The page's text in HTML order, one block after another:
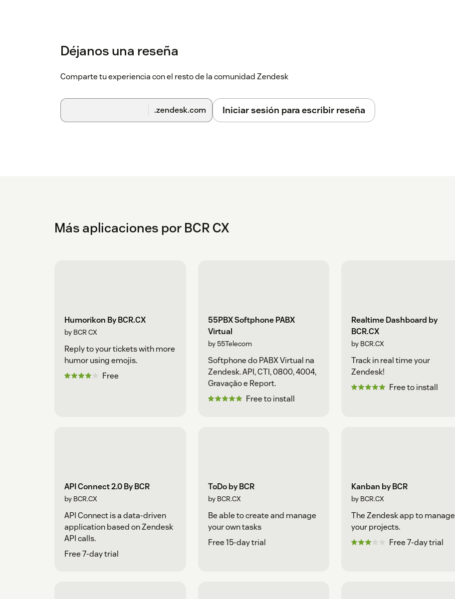
Déjanos una reseña
Comparte tu experiencia con el resto de la comunidad Zendesk
.zendesk.com Iniciar sesión para escribir reseña
Más aplicaciones por BCR CX
Humorikon By BCR.CX
by BCR CX
Reply to your tickets with more
humor using emojis.
Free
55PBX Softphone PABX
Virtual
by 55Telecom
Softphone do PABX Virtual na
Zendesk. API, CTI, 0800, 4004,
Gravação e Report.
Free to install
Realtime Dashboard by
BCR.CX
by BCR.CX
Track in real time your
Zendesk!
Free to install
API Connect 2.0 By BCR
by BCR.CX
API Connect is a data-driven
application based on Zendesk
API calls.
Free 7-day trial
ToDo by BCR
by BCR.CX
Be able to create and manage
your own tasks
Free 15-day trial
Kanban by BCR
by BCR.CX
The Zendesk app to manage
your projects.
Free 7-day trial